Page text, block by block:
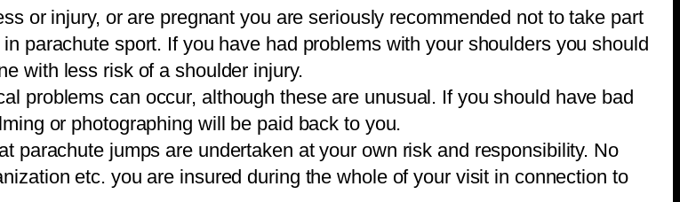
or injury, or are pregnant you are seriously recommended not to take part
parachute sport. If you have had problems with your shoulders you should
with less risk of a shoulder injury.
problems can occur, although these are unusual. If you should have bad
or photographing will be paid back to you.
parachute jumps are undertaken at your own risk and responsibility. No
etc. you are insured during the whole of your visit in connection to